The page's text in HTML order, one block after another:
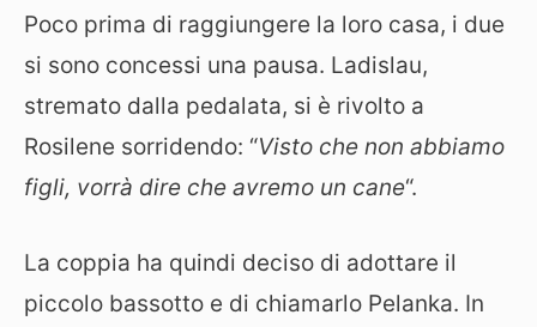
Poco prima di raggiungere la loro casa, i due
si sono concessi una pausa. Ladislau,
stremato dalla pedalata, si è rivolto a
Rosilene sorridendo: “Visto che non abbiamo
figli, vorrà dire che avremo un cane“.
La coppia ha quindi deciso di adottare il
piccolo bassotto e di chiamarlo Pelanka. In